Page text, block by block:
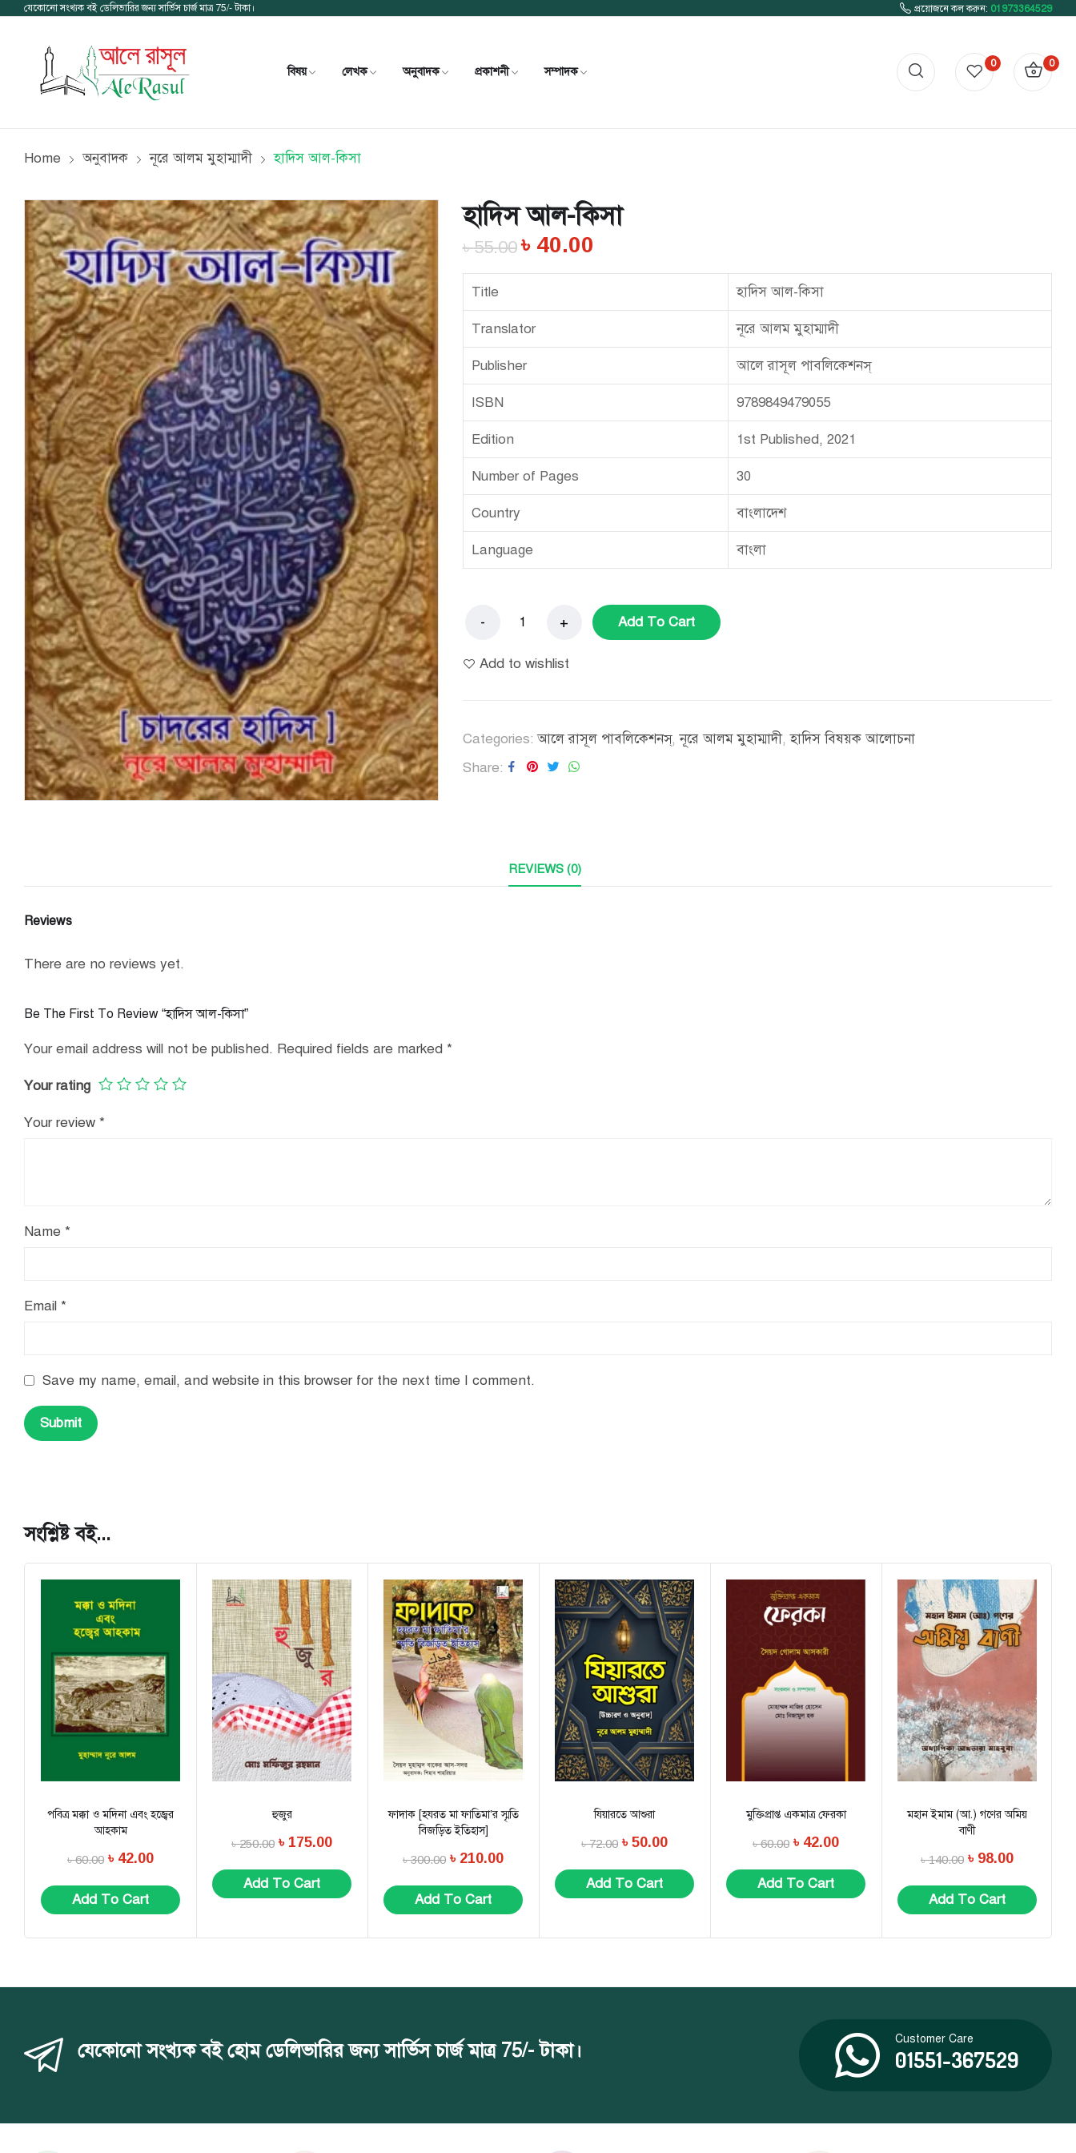
যেকোনো সংখ্যক বই ডেলিভারির জন্য সার্ভিস চার্জ মাত্র 75/- টাকা। প্রয়োজনে কল করুন: 01973364529
বিষয় লেখক অনুবাদক প্রকাশনী সম্পাদক
0 0
Home অনুবাদক নূরে আলম মুহাম্মাদী হাদিস আল-কিসা
হাদিস আল-কিসা
৳55.00 ৳ 40.00
Title হাদিস আল-কিসা
Translator নূরে আলম মুহাম্মাদী
Publisher আলে রাসূল পাবলিকেশনস্
ISBN 9789849479055
Edition 1st Published, 2021
Number of Pages 30
Country বাংলাদেশ
Language বাংলা
Add To Cart
Add to wishlist
Categories:আলে রাসূল পাবলিকেশনস্,নূরে আলম মুহাম্মাদী,হাদিস বিষয়ক আলোচনা
Share
REVIEWS (0)
Reviews
There are no reviews yet.
Be The First To Review “হাদিস আল-কিসা”
Your email address will not be published. Required fields are marked *
Your rating
Your review *
Name *
Email *
Save my name, email, and website in this browser for the next time I comment.
সংশ্লিষ্ট বই...
পবিত্র মক্কা ও মদিনা এবং হজ্বের
আহকাম
৳60.00 ৳ 42.00
Add To Cart
হুজুর
৳250.00 ৳ 175.00
Add To Cart
ফাদাক [হযরত মা ফাতিমা’র স্মৃতি
বিজড়িত ইতিহাস]
৳300.00 ৳ 210.00
Add To Cart
যিয়ারতে আশুরা
৳72.00 ৳ 50.00
Add To Cart
মুক্তিপ্রাপ্ত একমাত্র ফেরকা
৳60.00 ৳ 42.00
Add To Cart
মহান ইমাম (আ.) গণের অমিয়
বাণী
৳140.00 ৳ 98.00
Add To Cart
যেকোনো সংখ্যক বই হোম ডেলিভারির জন্য সার্ভিস চার্জ মাত্র 75/- টাকা। Customer Care
01551-367529